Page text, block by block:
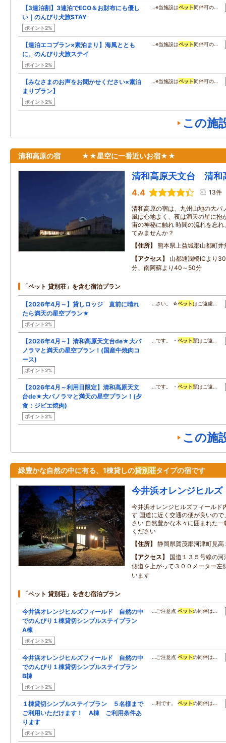
【3連泊割】3連泊でECO＆お財布にも優し
い｜のんびり犬旅STAY
ポイント2%
…※当施設はペット 同伴可の…
【連泊エコプラン×素泊まり】海風ととも
に、のんびり犬旅ステイ
ポイント2%
…※当施設はペット 同伴可の…
【みなさまのお声をお聞かせください×素泊
まりプラン】
ポイント2%
…※当施設はペット 同伴可の…
この施
清和高原の宿 ★★星空に一番近いお宿★★
清和高原天文台 清和
4.4 13件
清和高原の宿は、九州山地の大パ
風は心地よく、夜は満天の星に抱
宙の神秘に触れ 時間の流れを忘
てみませんか？
住所
熊本県上益城郡山都町井
アクセス
山都通潤橋ICより
分、南阿蘇より40～50分
「ペット 貸別荘」を含む宿泊プラン
【2026年4月～】貸しロッジ 直前に晴れ
たら満天の星空プラン★
ポイント2%
…さい。 ☆ペットはご遠慮…
【2026年4月～】清和高原天文台de★大パ
ノラマと満天の星空プラン！(国産牛焼肉コ
ース)
ポイント2%
…です。 ・ペット類はご遠…
【2026年4月～利用日限定】清和高原天文
台de★大パノラマと満天の星空プラン！(夕
食：ジビエ焼肉)
ポイント2%
…です。 ・ペット類はご遠…
この施
緑豊かな自然の中に有る、1棟貸しの貸別荘タイプの宿です
今井浜オレンジヒル
今井浜オレンジヒルズフィールド
す 国道に近く交通の便が良いの
さい 自然豊かな木々に囲まれた
ください
住所
静岡県賀茂郡河津町見高
アクセス
国道１３５号線の
側道を上がって３００メーター左
います
「ペット 貸別荘」を含む宿泊プラン
今井浜オレンジヒルズフィールド 自然の中
でのんびり１棟貸切シンプルステイプラン
A棟
ポイント2%
…ご注意点ペットの同伴は…
今井浜オレンジヒルズフィールド 自然の中
でのんびり１棟貸切シンプルステイプラン
B棟
ポイント2%
…ご注意点ペットの同伴は…
１棟貸切シンプルステイプラン ５名様まで
ご利用いただけます！ A棟 ご利用条件あ
ります
ポイント2%
…利です。ペットの同伴は…